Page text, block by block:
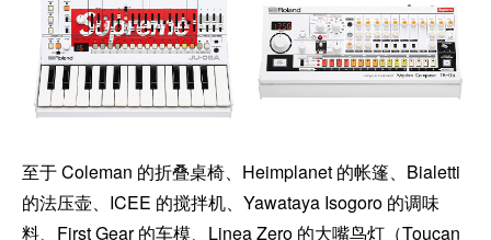
至于 Coleman 的折叠桌椅、Heimplanet 的帐篷、Bialetti
的法压壶、ICEE 的搅拌机、Yawataya Isogoro 的调味
料、First Gear 的车模、Linea Zero 的大嘴鸟灯（Toucan